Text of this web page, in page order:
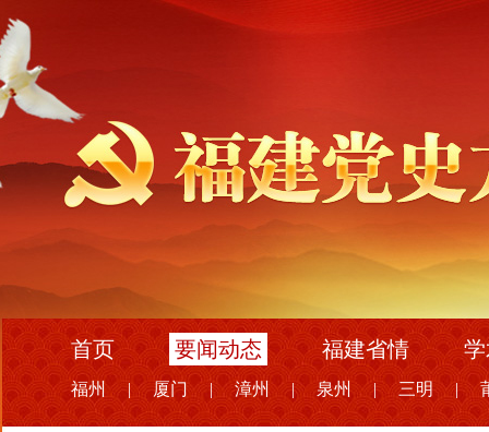
首页 要闻动态 福建省情
福州 | 厦门 | 漳州 | 泉州 | 三明 |